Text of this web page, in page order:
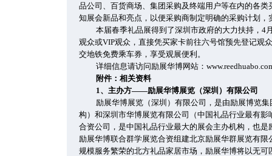
品公司、百货商场、集团采购及终端用户等在内的各
知展会新品和亮点，以便采购商制定明确的采购计划，
本届春季礼品展得到了深圳市政府的大力扶持，4
观众或VIP观众，直接凭买家卡前往六号馆预先登记观
交地铁免费乘车券，享受观展便利。
详细信息请访问励展华博网站：
附件：相关资料
1、主办方——励展华博展览（深圳）有限公司
励展华博展览（深圳）有限公司，是由励展博览
构）和深圳市华博展览有限公司（中国礼品行业最有
合资公司，是中国礼品行业最大的展会主办机构，也
励展华博联合群学展览合资组建北京励展华群展览有
规模服务繁荣的北方礼品家居市场，励展华博将以无